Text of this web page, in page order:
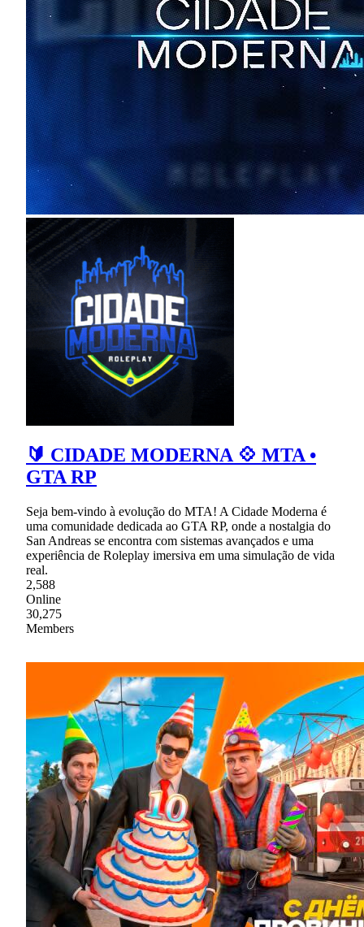
🔰 CIDADE MODERNA 💠 MTA •
GTA RP
Seja bem-vindo à evolução do MTA! A Cidade Moderna é
uma comunidade dedicada ao GTA RP, onde a nostalgia do
San Andreas se encontra com sistemas avançados e uma
experiência de Roleplay imersiva em uma simulação de vida
real.
2,588
Online
30,275
Members